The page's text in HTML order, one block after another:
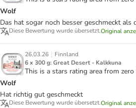
Wolf
Das hat sogar noch besser geschmeckt als
Diese Bewertung wurde übersetzt.Original
26.03.26 | Finnland
6 x 300 g: Great Desert - Kalkkuna
This is a stars rating area from
Wolf
Hat richtig gut geschmeckt
Diese Bewertung wurde übersetzt.Original